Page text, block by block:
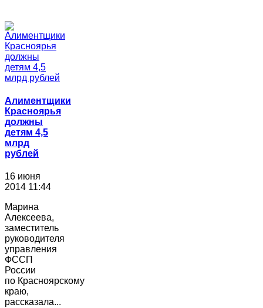
Алиментщики
Красноярья
должны
детям 4,5
млрд
рублей
16 июня
2014 11:44
Марина
Алексеева,
заместитель
руководителя
управления
ФССП
России
по Красноярскому
краю,
рассказала...